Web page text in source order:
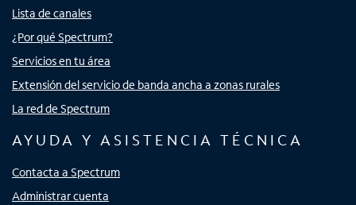
Lista de canales
¿Por qué Spectrum?
Servicios en tu área
Extensión del servicio de banda ancha a zonas rurales
La red de Spectrum
AYUDA Y ASISTENCIA TÉCNICA
Contacta a Spectrum
Administrar cuenta